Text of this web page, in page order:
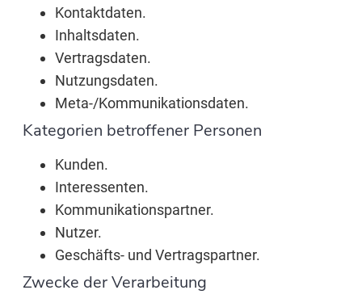
Kontaktdaten.
Inhaltsdaten.
Vertragsdaten.
Nutzungsdaten.
Meta-/Kommunikationsdaten.
Kategorien betroffener Personen
Kunden.
Interessenten.
Kommunikationspartner.
Nutzer.
Geschäfts- und Vertragspartner.
Zwecke der Verarbeitung